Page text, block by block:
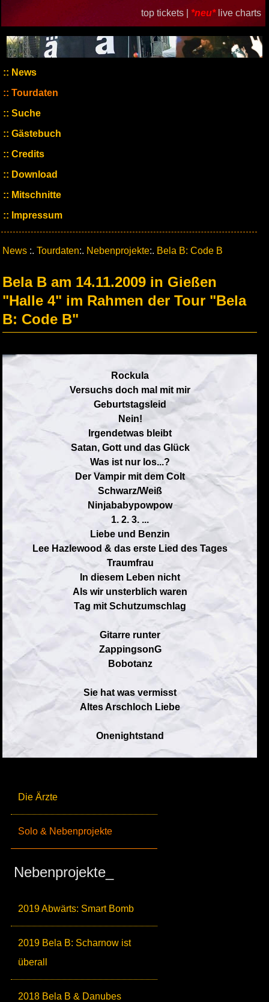
top tickets | *neu* live charts
News
Tourdaten
Suche
Gästebuch
Credits
Download
Mitschnitte
Impressum
Die Ärzte
Solo & Nebenprojekte
Nebenprojekte_
2019 Abwärts: Smart Bomb
2019 Bela B: Scharnow ist
überall
2018 Bela B & Danubes
News :. Tourdaten:. Nebenprojekte:. Bela B: Code B
Bela B am 14.11.2009 in Gießen
"Halle 4" im Rahmen der Tour "Bela
B: Code B"
Rockula
Versuchs doch mal mit mir
Geburtstagsleid
Nein!
Irgendetwas bleibt
Satan, Gott und das Glück
Was ist nur los...?
Der Vampir mit dem Colt
Schwarz/Weiß
Ninjababypowpow
1. 2. 3. ...
Liebe und Benzin
Lee Hazlewood & das erste Lied des Tages
Traumfrau
In diesem Leben nicht
Als wir unsterblich waren
Tag mit Schutzumschlag
Gitarre runter
ZappingsonG
Bobotanz
Sie hat was vermisst
Altes Arschloch Liebe
Onenightstand